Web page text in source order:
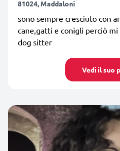
81024, Maddaloni
sono sempre cresciuto con
cane,gatti e conigli perciò
dog sitter
Vedi il suo